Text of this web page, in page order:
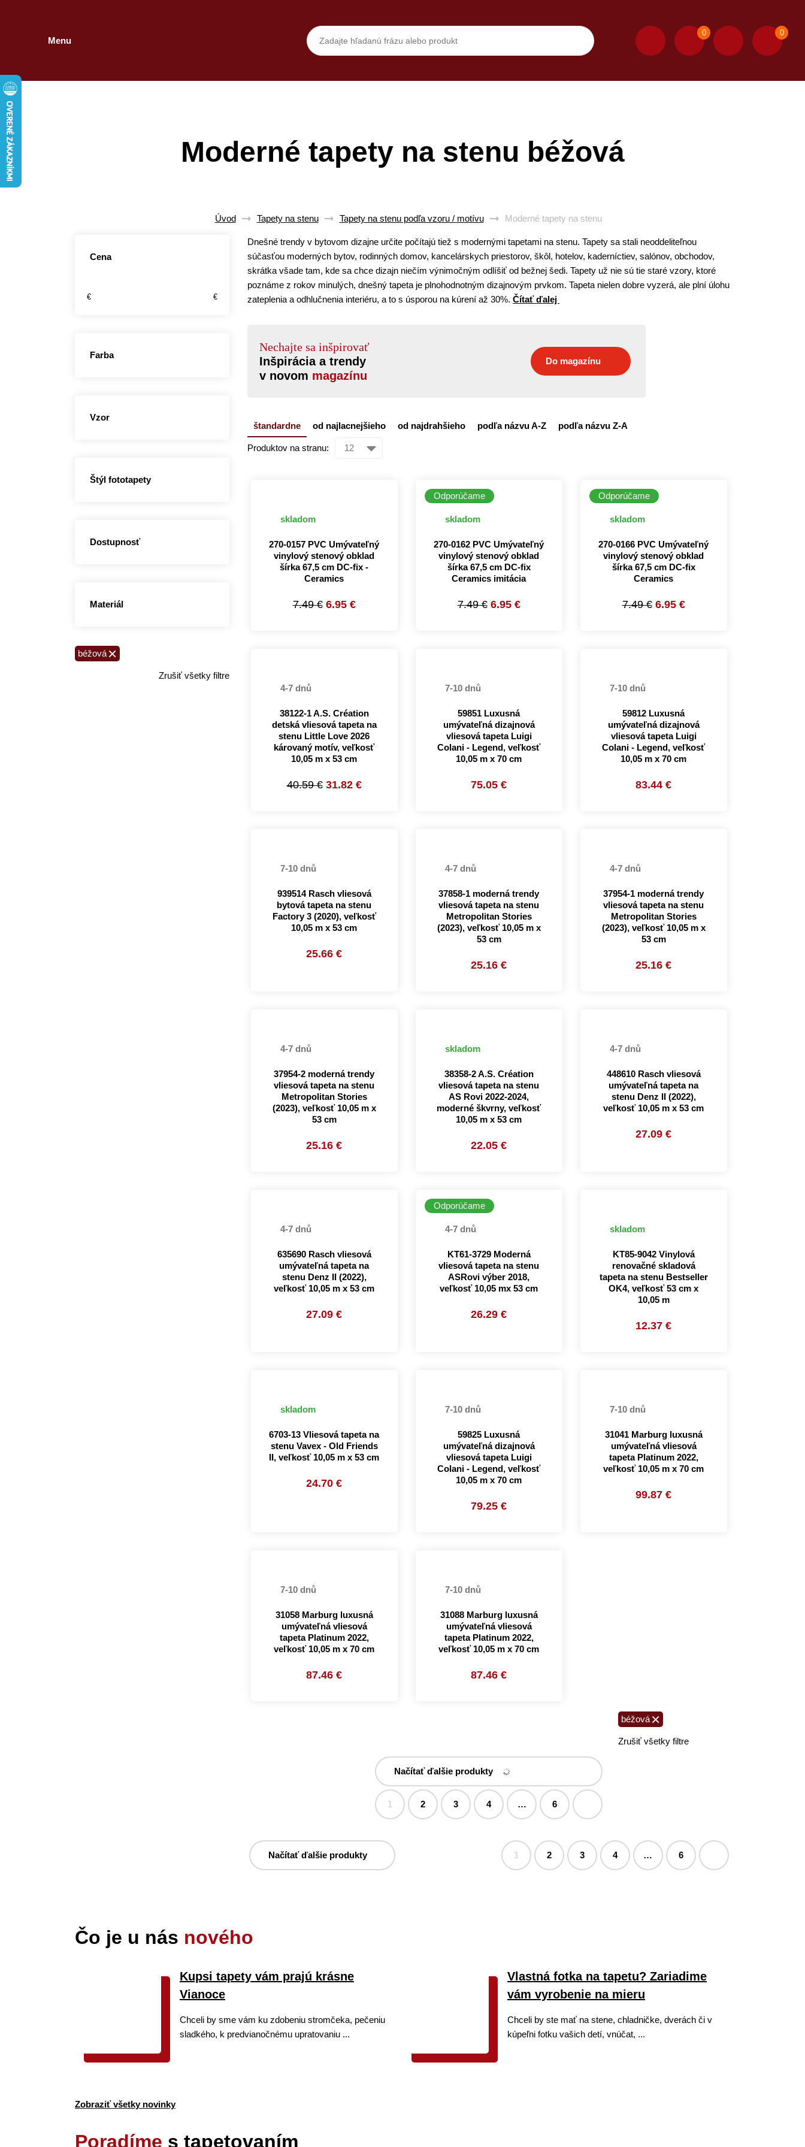
Menu
0 0
Moderné tapety na stenu béžová
Úvod Tapety na stenu Tapety na stenu podľa vzoru / motívu Moderné tapety na stenu
Dnešné trendy v bytovom dizajne určite počítajú tiež s modernými tapetami na stenu. Tapety sa stali neoddeliteľnou
súčasťou moderných bytov, rodinných domov, kancelárskych priestorov, škôl, hotelov, kaderníctiev, salónov, obchodov,
skrátka všade tam, kde sa chce dizajn niečím výnimočným odlíšiť od bežnej šedi. Tapety už nie sú tie staré vzory, ktoré
poznáme z rokov minulých, dnešný tapeta je plnohodnotným dizajnovým prvkom. Tapeta nielen dobre vyzerá, ale plní úlohu
zateplenia a odhlučnenia interiéru, a to s úsporou na kúrení až 30%. Čítať ďalej
Nechajte sa inšpirovať
Inšpirácia a trendy
v novom magazínu
Do magazínu
Cena
€ €
Farba
Vzor
Štýl fototapety
Dostupnosť
Materiál
béžová ×
Zrušiť všetky filtre
štandardne od najlacnejšieho od najdrahšieho podľa názvu A-Z podľa názvu Z-A
Produktov na stranu:
skladom
270-0157 PVC Umývateľný
vinylový stenový obklad
šírka 67,5 cm DC-fix -
Ceramics
7.49 € 6.95 €
Odporúčame
skladom
270-0162 PVC Umývateľný
vinylový stenový obklad
šírka 67,5 cm DC-fix
Ceramics imitácia
7.49 € 6.95 €
Odporúčame
skladom
270-0166 PVC Umývateľný
vinylový stenový obklad
šírka 67,5 cm DC-fix
Ceramics
7.49 € 6.95 €
4-7 dnů
38122-1 A.S. Création
detská vliesová tapeta na
stenu Little Love 2026
károvaný motív, veľkosť
10,05 m x 53 cm
40.59 € 31.82 €
7-10 dnů
59851 Luxusná
umývateľná dizajnová
vliesová tapeta Luigi
Colani - Legend, veľkosť
10,05 m x 70 cm
75.05 €
7-10 dnů
59812 Luxusná
umývateľná dizajnová
vliesová tapeta Luigi
Colani - Legend, veľkosť
10,05 m x 70 cm
83.44 €
7-10 dnů
939514 Rasch vliesová
bytová tapeta na stenu
Factory 3 (2020), veľkosť
10,05 m x 53 cm
25.66 €
4-7 dnů
37858-1 moderná trendy
vliesová tapeta na stenu
Metropolitan Stories
(2023), veľkosť 10,05 m x
53 cm
25.16 €
4-7 dnů
37954-1 moderná trendy
vliesová tapeta na stenu
Metropolitan Stories
(2023), veľkosť 10,05 m x
53 cm
25.16 €
4-7 dnů
37954-2 moderná trendy
vliesová tapeta na stenu
Metropolitan Stories
(2023), veľkosť 10,05 m x
53 cm
25.16 €
skladom
38358-2 A.S. Création
vliesová tapeta na stenu
AS Rovi 2022-2024,
moderné škvrny, veľkosť
10,05 m x 53 cm
22.05 €
4-7 dnů
448610 Rasch vliesová
umývateľná tapeta na
stenu Denz II (2022),
veľkosť 10,05 m x 53 cm
27.09 €
4-7 dnů
635690 Rasch vliesová
umývateľná tapeta na
stenu Denz II (2022),
veľkosť 10,05 m x 53 cm
27.09 €
Odporúčame
4-7 dnů
KT61-3729 Moderná
vliesová tapeta na stenu
ASRovi výber 2018,
veľkosť 10,05 mx 53 cm
26.29 €
skladom
KT85-9042 Vinylová
renovačné skladová
tapeta na stenu Bestseller
OK4, veľkosť 53 cm x
10,05 m
12.37 €
skladom
6703-13 Vliesová tapeta na
stenu Vavex - Old Friends
II, veľkosť 10,05 m x 53 cm
24.70 €
7-10 dnů
59825 Luxusná
umývateľná dizajnová
vliesová tapeta Luigi
Colani - Legend, veľkosť
10,05 m x 70 cm
79.25 €
7-10 dnů
31041 Marburg luxusná
umývateľná vliesová
tapeta Platinum 2022,
veľkosť 10,05 m x 70 cm
99.87 €
7-10 dnů
31058 Marburg luxusná
umývateľná vliesová
tapeta Platinum 2022,
veľkosť 10,05 m x 70 cm
87.46 €
7-10 dnů
31088 Marburg luxusná
umývateľná vliesová
tapeta Platinum 2022,
veľkosť 10,05 m x 70 cm
87.46 €
béžová ×
Zrušiť všetky filtre
Načítať ďalšie produkty
1 2 3 4 … 6
Načítať ďalšie produkty 1 2 3 4 … 6
Čo je u nás nového
Kupsi tapety vám prajú krásne
Vianoce
Chceli by sme vám ku zdobeniu stromčeka, pečeniu
sladkého, k predvianočnému upratovaniu ...
Vlastná fotka na tapetu? Zariadime
vám vyrobenie na mieru
Chceli by ste mať na stene, chladničke, dverách či v
kúpeľni fotku vašich detí, vnúčat, ...
Zobraziť všetky novinky
Poradíme s tapetovaním